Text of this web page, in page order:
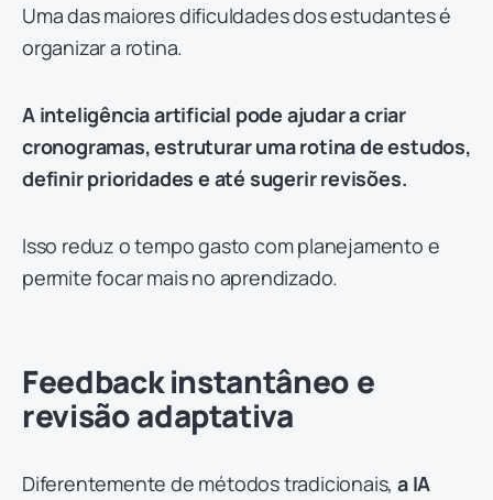
Uma das maiores dificuldades dos estudantes é
organizar a rotina.
A inteligência artificial pode ajudar a criar
cronogramas, estruturar uma rotina de estudos,
definir prioridades e até sugerir revisões.
Isso reduz o tempo gasto com planejamento e
permite focar mais no aprendizado.
Feedback instantâneo e
revisão adaptativa
Diferentemente de métodos tradicionais, a IA